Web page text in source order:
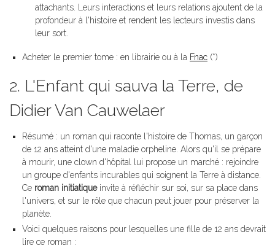
attachants. Leurs interactions et leurs relations ajoutent de la
profondeur à l'histoire et rendent les lecteurs investis dans
leur sort.
Acheter le premier tome : en librairie ou à la Fnac (*)
2. L'Enfant qui sauva la Terre, de
Didier Van Cauwelaer
Résumé : un roman qui raconte l'histoire de Thomas, un garçon
de 12 ans atteint d'une maladie orpheline. Alors qu'il se prépare
à mourir, une clown d'hôpital lui propose un marché : rejoindre
un groupe d'enfants incurables qui soignent la Terre à distance.
Ce roman initiatiqueinvite à réfléchir sur soi, sur sa place dans
l'univers, et sur le rôle que chacun peut jouer pour préserver la
planète.
Voici quelques raisons pour lesquelles une fille de 12 ans devrait
lire ce roman :